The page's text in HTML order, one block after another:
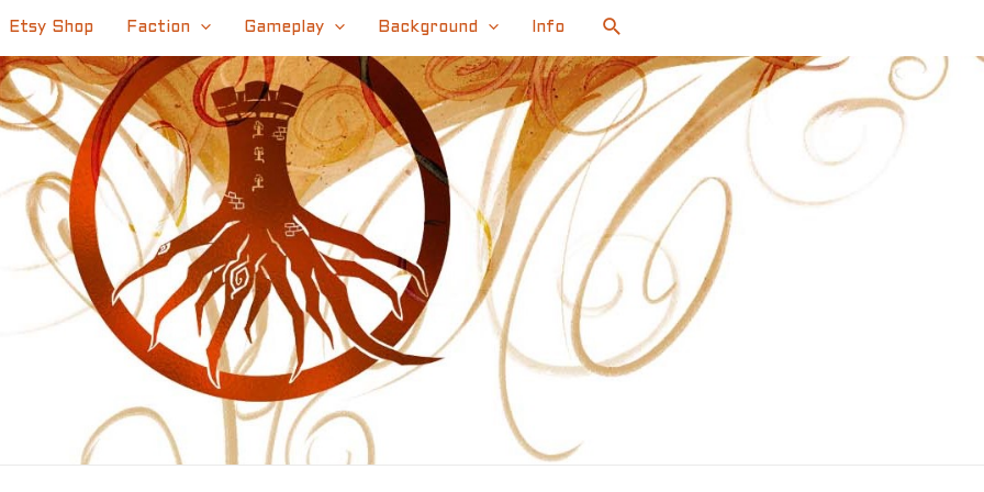
Etsy Shop Faction Gameplay Background Info Search